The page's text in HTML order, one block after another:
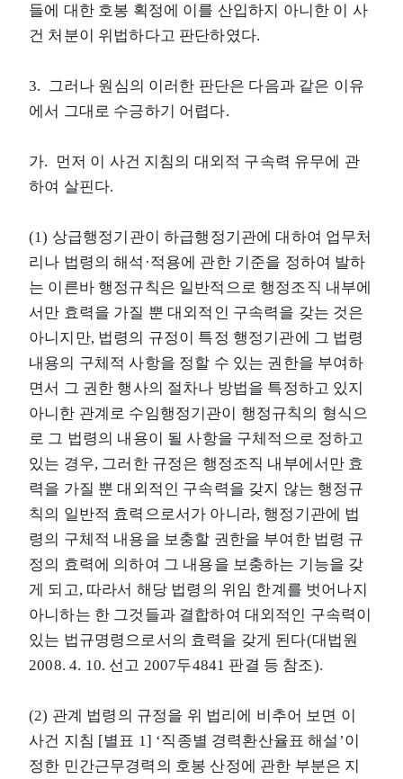
들에 대한 호봉 획정에 이를 산입하지 아니한 이 사
건 처분이 위법하다고 판단하였다.
3. 그러나 원심의 이러한 판단은 다음과 같은 이유
에서 그대로 수긍하기 어렵다.
가. 먼저 이 사건 지침의 대외적 구속력 유무에 관
하여 살핀다.
(1) 상급행정기관이 하급행정기관에 대하여 업무처
리나 법령의 해석·적용에 관한 기준을 정하여 발하
는 이른바 행정규칙은 일반적으로 행정조직 내부에
서만 효력을 가질 뿐 대외적인 구속력을 갖는 것은
아니지만, 법령의 규정이 특정 행정기관에 그 법령
내용의 구체적 사항을 정할 수 있는 권한을 부여하
면서 그 권한 행사의 절차나 방법을 특정하고 있지
아니한 관계로 수임행정기관이 행정규칙의 형식으
로 그 법령의 내용이 될 사항을 구체적으로 정하고
있는 경우, 그러한 규정은 행정조직 내부에서만 효
력을 가질 뿐 대외적인 구속력을 갖지 않는 행정규
칙의 일반적 효력으로서가 아니라, 행정기관에 법
령의 구체적 내용을 보충할 권한을 부여한 법령 규
정의 효력에 의하여 그 내용을 보충하는 기능을 갖
게 되고, 따라서 해당 법령의 위임 한계를 벗어나지
아니하는 한 그것들과 결합하여 대외적인 구속력이
있는 법규명령으로서의 효력을 갖게 된다(대법원
2008. 4. 10. 선고 2007두4841 판결 등 참조).
(2) 관계 법령의 규정을 위 법리에 비추어 보면 이
사건 지침 [별표 1] ‘직종별 경력환산율표 해설’이
정한 민간근무경력의 호봉 산정에 관한 부분은 지